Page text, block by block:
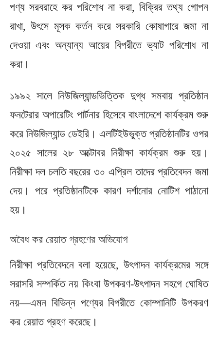
পণ্য সরবরাহে কর পরিশোধ না করা, বিক্রির তথ্য গোপন
রাখা, উৎসে মূসক কর্তন করে সরকারি কোষাগারে জমা না
দেওয়া এবং অন্যান্য আয়ের বিপরীতে ভ্যাট পরিশোধ না
করা।
১৯৯২ সালে নিউজিল্যান্ডভিত্তিক দুগ্ধ সমবায় প্রতিষ্ঠান
ফনটেরার অপারেটিং পার্টনার হিসেবে বাংলাদেশে কার্যক্রম শুরু
করে নিউজিল্যান্ড ডেইরি। এলটিইউভুক্ত প্রতিষ্ঠানটির ওপর
২০২৫ সালের ২৮ অক্টোবর নিরীক্ষা কার্যক্রম শুরু হয়।
নিরীক্ষা দল চলতি বছরের ৩০ এপ্রিল তাদের প্রতিবেদন জমা
দেয়। পরে প্রতিষ্ঠানটিকে কারণ দর্শানোর নোটিশ পাঠানো
হয়।
অবৈধ কর রেয়াত গ্রহণের অভিযোগ
নিরীক্ষা প্রতিবেদনে বলা হয়েছে, উৎপাদন কার্যক্রমের সঙ্গে
সরাসরি সম্পর্কিত নয় কিংবা উপকরণ-উৎপাদন সহগে ঘোষিত
নয়—এমন বিভিন্ন পণ্যের বিপরীতে কোম্পানিটি উপকরণ
কর রেয়াত গ্রহণ করেছে।